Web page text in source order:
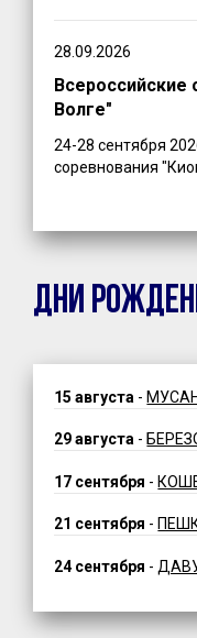
28.09.2026
Всероссийские
Волге"
24-28 сентября
соревнования
ДНИ
15 августа -
29 августа -
17 сентября -
21 сентября -
24 сентября -